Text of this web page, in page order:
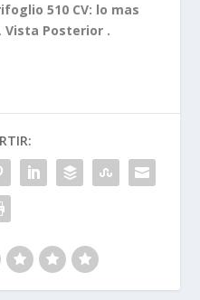
510 CV: lo mas
. Vista Posterior .